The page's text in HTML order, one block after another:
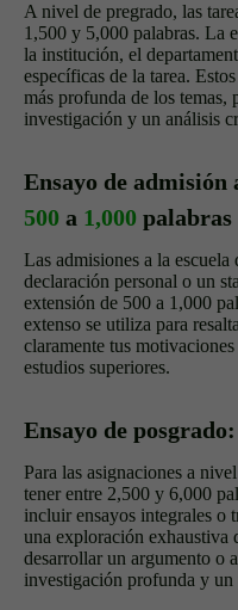
A nivel de pregrado, las
1,500 y 5,000 palabras. La
la institución, el
específicas de la tarea.
más profunda de los temas,
investigación y un análisis
Ensayo de admisión
500 a 1,000 palabras
Las admisiones a la
declaración personal o un
extensión de 500 a 1,000
extenso se utiliza para
claramente tus
estudios superiores.
Ensayo de posgrado:
Para las asignaciones a
tener entre 2,500 y 6,000
incluir ensayos integrales o
una exploración exhaustiva
desarrollar un argumento o
investigación profunda y